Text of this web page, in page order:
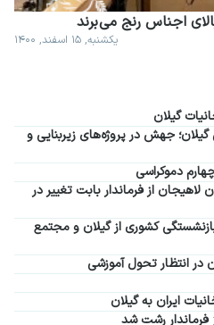
اجناس رنج می برند
یکشنبه, ۱۵ اسفند, ۱۴۰۰
گیلان
گیلان؛ جهش در پروژه‌های زیربنایی و
دموکراسی
از فرماندار بابت تغییر در
کشوری از گیلان و مجتمع
در انتظار تحول آموزشی
ایران به گیلان
فرماندار رشت شد